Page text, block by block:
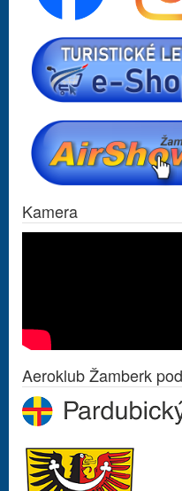
Kamera
Aeroklub Žamberk